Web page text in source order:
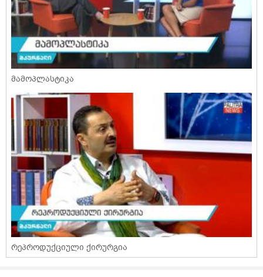
მამოპლასტიკა
რეპროდუქციული ქირურგია